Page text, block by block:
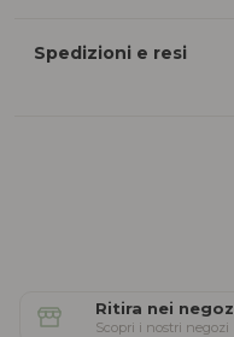
Spedizioni e resi
Ritira nei
Scopri i nostri negozi